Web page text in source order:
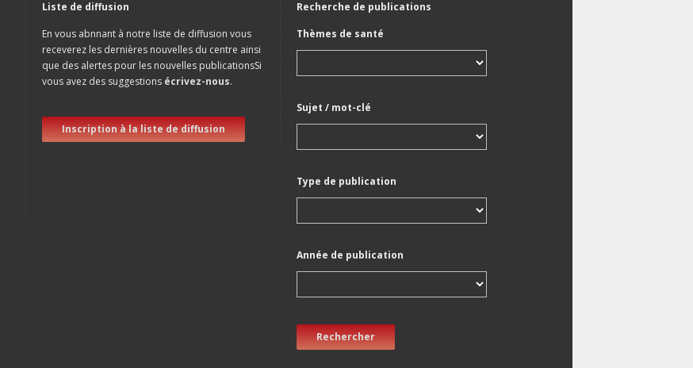
Liste de diffusion
En vous abnnant à notre liste de diffusion vous
receverez les dernières nouvelles du centre ainsi
que des alertes pour les nouvelles publicationsSi
vous avez des suggestions écrivez-nous.
Inscription à la liste de diffusion
Recherche de publications
Thèmes de santé
Sujet / mot-clé
Type de publication
Année de publication
Rechercher